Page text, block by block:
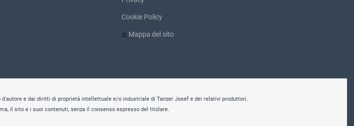
Cookie Policy
Mappa del sito
e dai diritti di proprietà intellettuale e/o industriale di Tanzer Josef e dei relativi produttori.
il sito e i suoi contenuti, senza il consenso espresso del titolare.